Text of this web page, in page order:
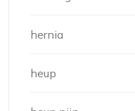
hernia
heup